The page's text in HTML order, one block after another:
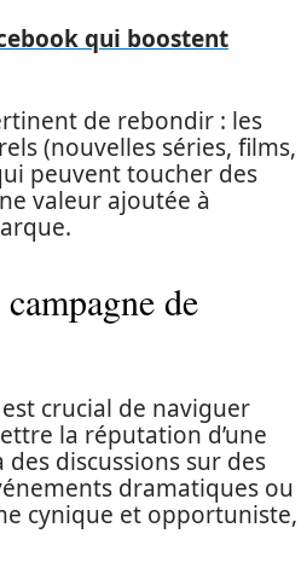
qui boostent
de rebondir : les
(nouvelles séries, films,
peuvent toucher des
valeur ajoutée à
de
crucial de naviguer
la réputation d’une
discussions sur des
dramatiques ou
cynique et opportuniste,